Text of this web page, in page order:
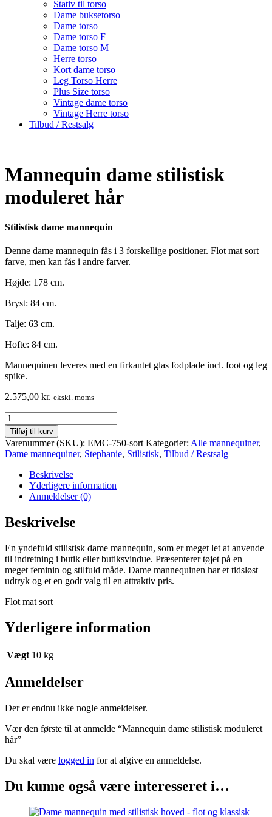
Stativ til torso
Dame buksetorso
Dame torso
Dame torso F
Dame torso M
Herre torso
Kort dame torso
Leg Torso Herre
Plus Size torso
Vintage dame torso
Vintage Herre torso
Tilbud / Restsalg
Mannequin dame stilistisk
moduleret hår
Stilistisk dame mannequin
Denne dame mannequin fås i 3 forskellige positioner. Flot mat sort
farve, men kan fås i andre farver.
Højde: 178 cm.
Bryst: 84 cm.
Talje: 63 cm.
Hofte: 84 cm.
Mannequinen leveres med en firkantet glas fodplade incl. foot og leg
spike.
2.575,00 kr. ekskl. moms
Mannequin
dame
stilistisk
moduleret
hår
antal
Tilføj til kurv
Varenummer (SKU): EMC-750-sort Kategorier: Alle mannequiner,
Dame mannequiner, Stephanie, Stilistisk, Tilbud / Restsalg
Beskrivelse
Yderligere information
Anmeldelser (0)
Beskrivelse
En yndefuld stilistisk dame mannequin, som er meget let at anvende
til indretning i butik eller butiksvindue. Præsenterer tøjet på en
meget feminin og stilfuld måde. Dame mannequinen har et tidsløst
udtryk og et en godt valg til en attraktiv pris.
Flot mat sort
Yderligere information
Vægt 10 kg
Anmeldelser
Der er endnu ikke nogle anmeldelser.
Vær den første til at anmelde “Mannequin dame stilistisk moduleret
hår”
Du skal være logged in for at afgive en anmeldelse.
Du kunne også være interesseret i…